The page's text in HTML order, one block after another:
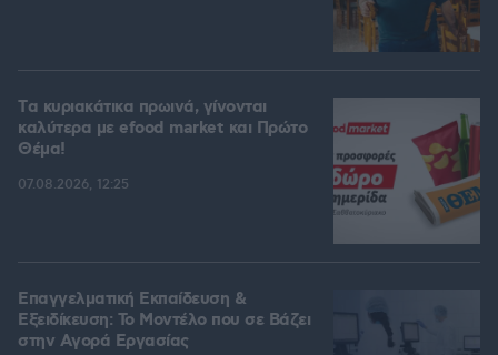
Tα κυριακάτικα πρωινά, γίνονται
καλύτερα με efood market και Πρώτο
Θέμα!
07.08.2026, 12:25
Επαγγελματική Εκπαίδευση &
Εξειδίκευση: Το Mοντέλο που σε Bάζει
στην Aγορά Eργασίας